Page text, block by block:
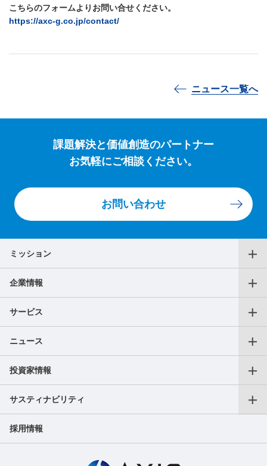
こちらのフォームよりお問い合せください。
https://axc-g.co.jp/contact/
ニュース一覧へ
課題解決と価値創造のパートナー
お気軽にご相談ください。
お問い合わせ
ミッション
代表メッセージ
企業情報
役員一覧
沿革
アクセス
サービス
仕事をお探しの個人の方
転職支援サービス
フリーランス向けサービス
副業サービス
ニュース
プレスリリース
AXIS Insights
投資家情報
会長CEOご挨拶
成長戦略
サスティナビリティ
SDGｓへの取り組み
採用情報